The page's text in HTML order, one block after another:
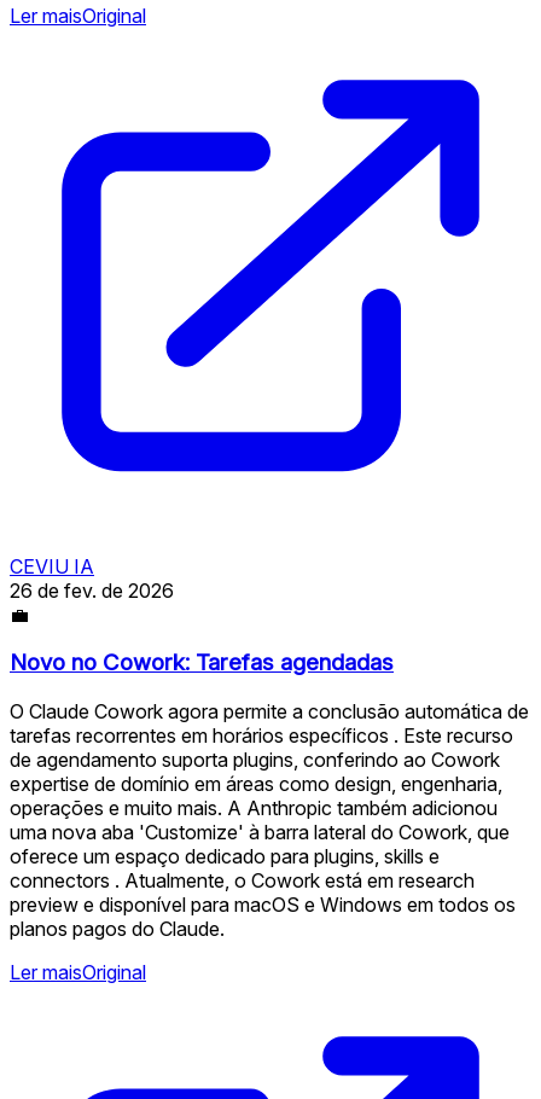
Ler maisOriginal
CEVIU IA
26 de fev. de 2026
💼
Novo no Cowork: Tarefas agendadas
O Claude Cowork agora permite a conclusão automática de
tarefas recorrentes em horários específicos . Este recurso
de agendamento suporta plugins, conferindo ao Cowork
expertise de domínio em áreas como design, engenharia,
operações e muito mais. A Anthropic também adicionou
uma nova aba 'Customize' à barra lateral do Cowork, que
oferece um espaço dedicado para plugins, skills e
connectors . Atualmente, o Cowork está em research
preview e disponível para macOS e Windows em todos os
planos pagos do Claude.
Ler maisOriginal